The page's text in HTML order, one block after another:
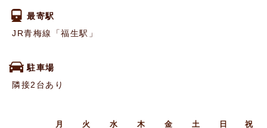
最寄駅
JR青梅線「福生駅」
駐車場
隣接2台あり
月 火 水 木 金 土 日 祝